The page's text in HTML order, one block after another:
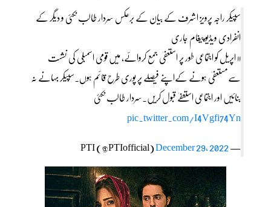
سپیکر راجہ پرویز اشرف کے بیان کے برعکس سردار طالب نکئی و دیگر کے
انفرادی ویڈیو پیغام جاری
۱۱ اپریل کو اجتماعی طور پر استعفیٰ جمع کروائے، میں قومی اسمبلی کی نشست
سےمستعفیٰ ہونے کےاپنے فیصلے پر پوری طرح قائم ہوں۔سپیکر بہانے نہ
بنائیں اور اجتماعی استعفےٰ قبول کریں۔سردار طالب نکئی
pic.twitter.com/I4Vgfi74Yn
— PTI (@PTIofficial)
December 29, 2022